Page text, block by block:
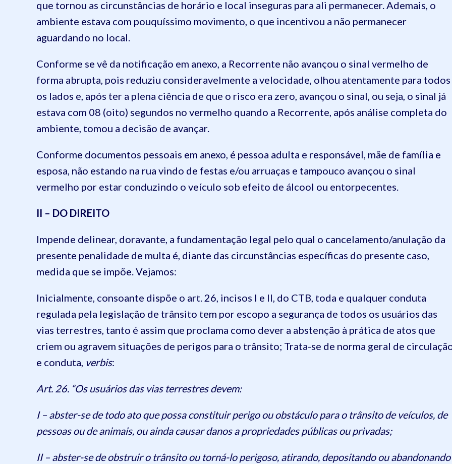
que tornou as circunstâncias de horário e local inseguras para ali permanecer. Ademais, o
ambiente estava com pouquíssimo movimento, o que incentivou a não permanecer
aguardando no local.
Conforme se vê da notificação em anexo, a Recorrente não avançou o sinal vermelho de
forma abrupta, pois reduziu consideravelmente a velocidade, olhou atentamente para todos
os lados e, após ter a plena ciência de que o risco era zero, avançou o sinal, ou seja, o sinal já
estava com 08 (oito) segundos no vermelho quando a Recorrente, após análise completa do
ambiente, tomou a decisão de avançar.
Conforme documentos pessoais em anexo, é pessoa adulta e responsável, mãe de família e
esposa, não estando na rua vindo de festas e/ou arruaças e tampouco avançou o sinal
vermelho por estar conduzindo o veículo sob efeito de álcool ou entorpecentes.
II – DO DIREITO
Impende delinear, doravante, a fundamentação legal pelo qual o cancelamento/anulação da
presente penalidade de multa é, diante das circunstâncias específicas do presente caso,
medida que se impõe. Vejamos:
Inicialmente, consoante dispõe o art. 26, incisos I e II, do CTB, toda e qualquer conduta
regulada pela legislação de trânsito tem por escopo a segurança de todos os usuários das
vias terrestres, tanto é assim que proclama como dever a abstenção à prática de atos que
criem ou agravem situações de perigos para o trânsito; Trata-se de norma geral de
e conduta, verbis:
Art. 26. “Os usuários das vias terrestres devem:
I – abster-se de todo ato que possa constituir perigo ou obstáculo para o trânsito de veículos, de
pessoas ou de animais, ou ainda causar danos a propriedades públicas ou privadas;
II – abster-se de obstruir o trânsito ou torná-lo perigoso, atirando, depositando ou abandonando